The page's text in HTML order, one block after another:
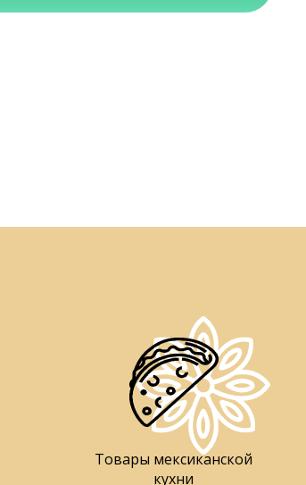
Товары мексиканской
кухни